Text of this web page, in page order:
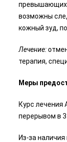
превышающих
возможны
кожный зуд,
Лечение:
терапия,
Меры
Курс лечения
перерывом в 3
Из-за